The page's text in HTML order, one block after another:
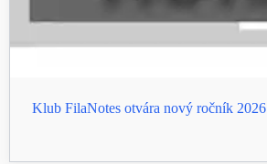
Klub FilaNotes otvára nový ročník 2026